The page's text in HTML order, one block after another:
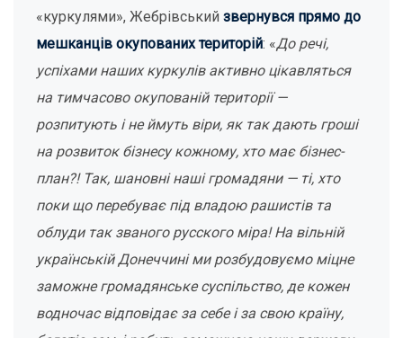
«куркулями», Жебрівський звернувся прямо до
мешканців окупованих територій: «До речі,
успіхами наших куркулів активно цікавляться
на тимчасово окупованій території —
розпитують і не ймуть віри, як так дають гроші
на розвиток бізнесу кожному, хто має бізнес-
план?! Так, шановні наші громадяни — ті, хто
поки що перебуває під владою рашистів та
облуди так званого русского міра! На вільній
українській Донеччині ми розбудовуємо міцне
заможне громадянське суспільство, де кожен
водночас відповідає за себе і за свою країну,